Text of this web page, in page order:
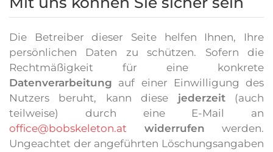
Die Betreiber dieser Seite helfen Ihnen, Ihre
persönlichen Daten zu schützen. Sofern die
Rechtmäßigkeit für eine konkrete
Datenverarbeitung auf einer Einwilligung des
Nutzers beruht, kann diese jederzeit(auch
teilweise) durch eine E-Mail an
office@bobskeleton.at
widerrufen werden.
Ungeachtet der angeführten Löschungsangaben